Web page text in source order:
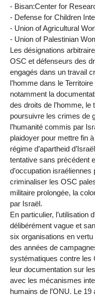
- Bisan:Center for
- Defense for Children
- Union of Agricultural
- Union of Palestinian
Les désignations
OSC et défenseurs des
engagés dans un travail
l’homme dans le
notamment la
des droits de l’homme,
poursuivre les crimes de
l’humanité commis par
plaidoyer pour mettre fin
régime d’apartheid
tentative sans précédent
d’occupation
criminaliser les OSC
militaire prolongée, la
par Israël.
En particulier, l’utilisation
délibérément vague et
six organisations en
des années de
systématiques contre les
leur documentation sur
avec les mécanismes
humains de l’ONU. Le